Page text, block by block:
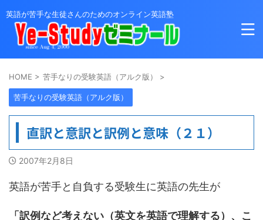
英語が苦手な生徒さんのためのオンライン英語塾
HOME > 苦手なりの受験英語（アルク版） >
苦手なりの受験英語（アルク版）
直訳と意訳と訳例と意味（２１）
2007年2月8日
英語が苦手と自負する受験生に英語の先生が
「訳例など考えない（英文を英語で理解する）、こ